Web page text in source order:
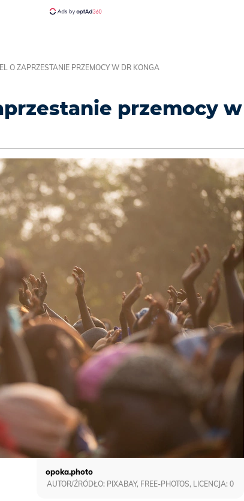
O ZAPRZESTANIE PRZEMOCY W DR KONGA
przemocy w
opoka.photo
AUTOR/ŹRÓDŁO: PIXABAY, FREE-PHOTOS, LICENCJA: 0